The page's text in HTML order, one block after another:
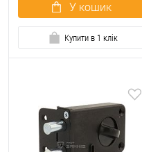
У кошик
Купити в 1 клік